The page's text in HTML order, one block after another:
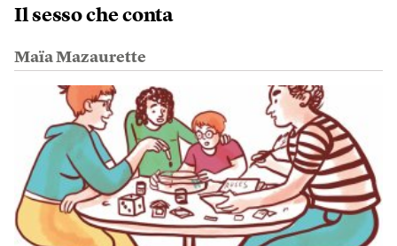
Il sesso che conta
Maïa Mazaurette